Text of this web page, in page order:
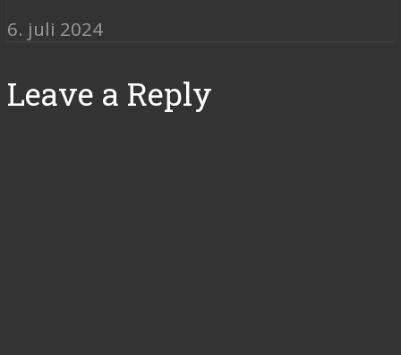
6. juli 2024
Leave a Reply